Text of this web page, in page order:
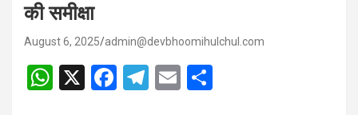
की समीक्षा
August 6, 2025 admin@devbhoomihulchul.com
W X
F
T
E